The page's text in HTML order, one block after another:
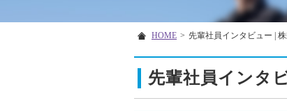
HOME > 先輩社員インタビュー |
先輩社員インタ